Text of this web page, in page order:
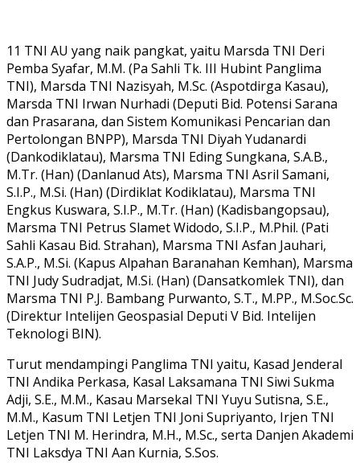
11 TNI AU yang naik pangkat, yaitu Marsda TNI Deri
Pemba Syafar, M.M. (Pa Sahli Tk. III Hubint Panglima
TNI), Marsda TNI Nazisyah, M.Sc. (Aspotdirga Kasau),
Marsda TNI Irwan Nurhadi (Deputi Bid. Potensi Sarana
dan Prasarana, dan Sistem Komunikasi Pencarian dan
Pertolongan BNPP), Marsda TNI Diyah Yudanardi
(Dankodiklatau), Marsma TNI Eding Sungkana, S.A.B.,
M.Tr. (Han) (Danlanud Ats), Marsma TNI Asril Samani,
S.I.P., M.Si. (Han) (Dirdiklat Kodiklatau), Marsma TNI
Engkus Kuswara, S.I.P., M.Tr. (Han) (Kadisbangopsau),
Marsma TNI Petrus Slamet Widodo, S.I.P., M.Phil. (Pati
Sahli Kasau Bid. Strahan), Marsma TNI Asfan Jauhari,
S.A.P., M.Si. (Kapus Alpahan Baranahan Kemhan), Marsma
TNI Judy Sudradjat, M.Si. (Han) (Dansatkomlek TNI), dan
Marsma TNI P.J. Bambang Purwanto, S.T., M.PP., M.Soc.Sc.
(Direktur Intelijen Geospasial Deputi V Bid. Intelijen
Teknologi BIN).
Turut mendampingi Panglima TNI yaitu, Kasad Jenderal
TNI Andika Perkasa, Kasal Laksamana TNI Siwi Sukma
Adji, S.E., M.M., Kasau Marsekal TNI Yuyu Sutisna, S.E.,
M.M., Kasum TNI Letjen TNI Joni Supriyanto, Irjen TNI
Letjen TNI M. Herindra, M.H., M.Sc., serta Danjen Akademi
TNI Laksdya TNI Aan Kurnia, S.Sos.